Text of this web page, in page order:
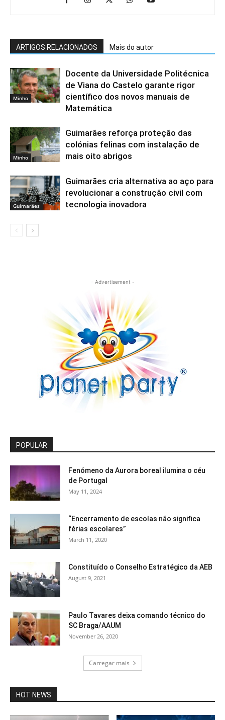
ARTIGOS RELACIONADOS Mais do autor
Minho
Docente da Universidade Politécnica
de Viana do Castelo garante rigor
científico dos novos manuais de
Matemática
Minho
Guimarães reforça proteção das
colónias felinas com instalação de
mais oito abrigos
Guimarães
Guimarães cria alternativa ao aço para
revolucionar a construção civil com
tecnologia inovadora
- Advertisement -
POPULAR
Fenómeno da Aurora boreal ilumina o céu
de Portugal
May 11, 2024
“Encerramento de escolas não significa
férias escolares”
March 11, 2020
Constituído o Conselho Estratégico da AEB
August 9, 2021
Paulo Tavares deixa comando técnico do
SC Braga/AAUM
November 26, 2020
Carregar mais
HOT NEWS